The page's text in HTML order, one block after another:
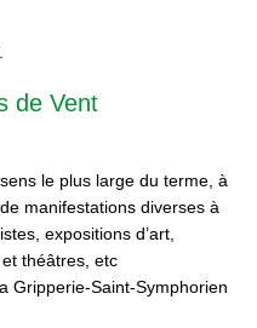
de Vent
le plus large du terme, à
manifestations diverses à
expositions d’art,
théâtres, etc
Gripperie-Saint-Symphorien